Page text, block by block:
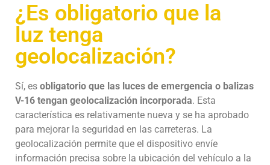
¿Es obligatorio que la
luz tenga
geolocalización?
Sí, es obligatorio que las luces de emergencia o balizas
V-16 tengan geolocalización incorporada. Esta
característica es relativamente nueva y se ha aprobado
para mejorar la seguridad en las carreteras. La
geolocalización permite que el dispositivo envíe
información precisa sobre la ubicación del vehículo a la